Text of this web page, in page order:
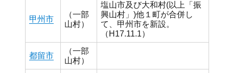
甲州市
（一部
山村）
塩山市及び大和村(以上「振
興山村」)他１町が合併し
て、甲州市を新設。
（H17.11.1）
都留市
（一部
山村）